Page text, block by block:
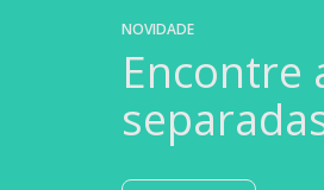
NOVIDADE
Encontre